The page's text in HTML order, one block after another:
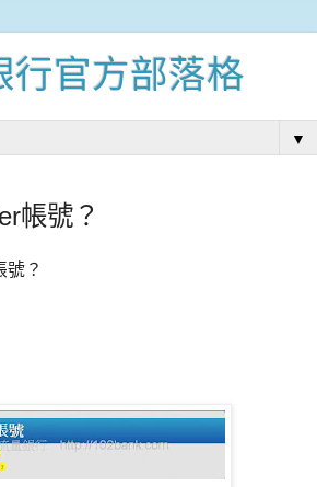
行官方部落格
▼
帳號？
號？